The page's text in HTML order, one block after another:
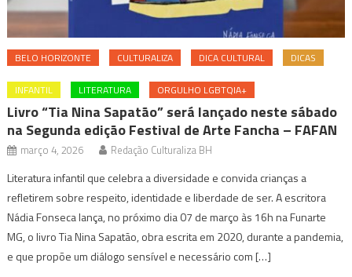
BELO HORIZONTE CULTURALIZA DICA CULTURAL DICAS
INFANTIL LITERATURA ORGULHO LGBTQIA+
Livro “Tia Nina Sapatão” será lançado neste sábado
na Segunda edição Festival de Arte Fancha – FAFAN
março 4, 2026 Redação Culturaliza BH
Literatura infantil que celebra a diversidade e convida crianças a
refletirem sobre respeito, identidade e liberdade de ser. A escritora
Nádia Fonseca lança, no próximo dia 07 de março às 16h na Funarte
MG, o livro Tia Nina Sapatão, obra escrita em 2020, durante a pandemia,
e que propõe um diálogo sensível e necessário com […]